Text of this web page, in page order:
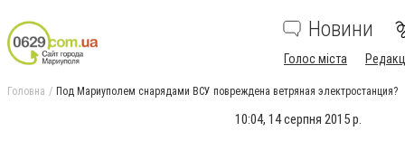
Новини
Голос міста
Головна Под Мариуполем снарядами ВСУ повреждена ветряная электростанция?
10:04, 14 серпня 2015 р.